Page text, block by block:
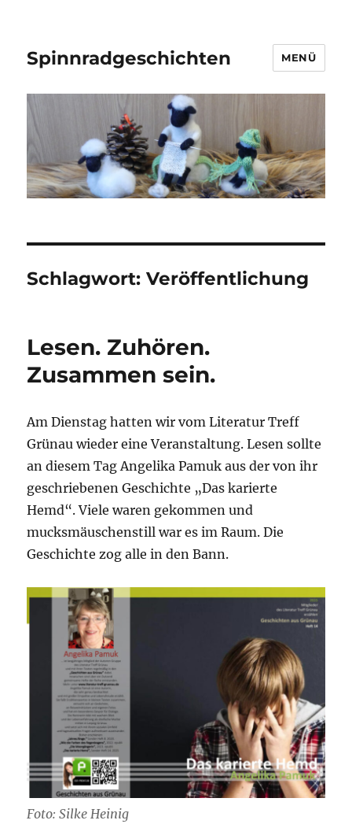
Spinnradgeschichten MENÜ
Schlagwort:Veröffentlichung
Lesen. Zuhören.
Zusammen sein.
Am Dienstag hatten wir vom Literatur Treff
Grünau wieder eine Veranstaltung. Lesen sollte
an diesem Tag Angelika Pamuk aus der von ihr
geschriebenen Geschichte „Das karierte
Hemd“. Viele waren gekommen und
mucksmäuschenstill war es im Raum. Die
Geschichte zog alle in den Bann.
Foto: Silke Heinig